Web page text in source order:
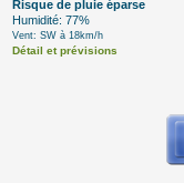
Risque de pluie éparse
Humidité: 77%
Vent: SW à 18km/h
Détail et prévisions